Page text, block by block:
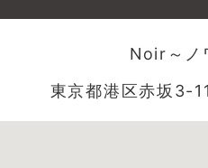
Noir～ノ
東京都港区赤坂3-